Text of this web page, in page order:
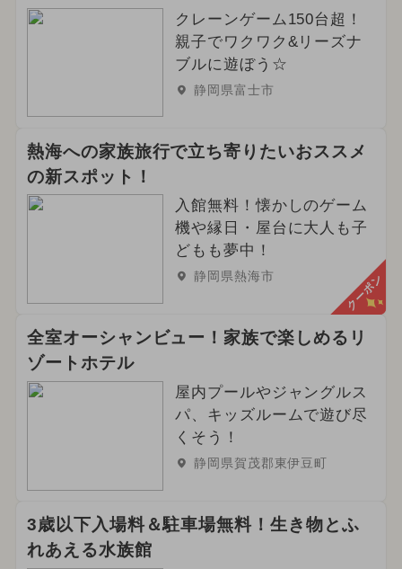
クレーンゲーム150台超！
親子でワクワク&リーズナ
ブルに遊ぼう☆
静岡県富士市
熱海への家族旅行で立ち寄りたいおススメ
の新スポット！
入館無料！懐かしのゲーム
機や縁日・屋台に大人も子
どもも夢中！
静岡県熱海市 クーポン
全室オーシャンビュー！家族で楽しめるリ
ゾートホテル
屋内プールやジャングルス
パ、キッズルームで遊び尽
くそう！
静岡県賀茂郡東伊豆町
3歳以下入場料＆駐車場無料！生き物とふ
れあえる水族館